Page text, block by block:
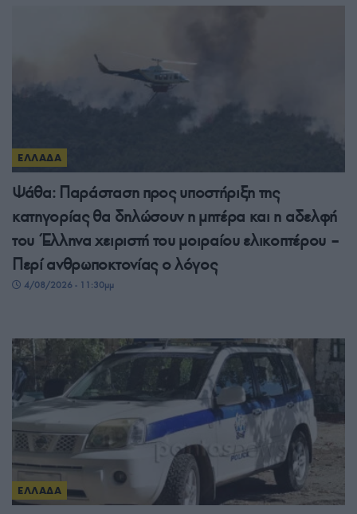
ΕΛΛΑΔΑ
Ψάθα: Παράσταση προς υποστήριξη της
κατηγορίας θα δηλώσουν η μητέρα και η αδελφή
του Έλληνα χειριστή του μοιραίου ελικοπτέρου –
Περί ανθρωποκτονίας ο λόγος
4/08/2026 - 11:30μμ
ΕΛΛΑΔΑ